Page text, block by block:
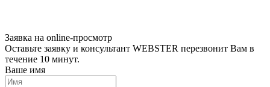
Заявка на online-просмотр
Оставьте заявку и консультант WEBSTER перезвонит Вам в
течение 10 минут.
Ваше имя